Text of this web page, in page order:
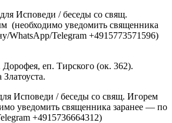
Исповеди / беседы со свящ.
(необходимо уведомить священника
WhatsАpp/Telegram +4915773571596)
еп. Тирского (ок. 362).
Исповеди / беседы со свящ. Игорем
уведомить священника заранее — по
+4915736664312)